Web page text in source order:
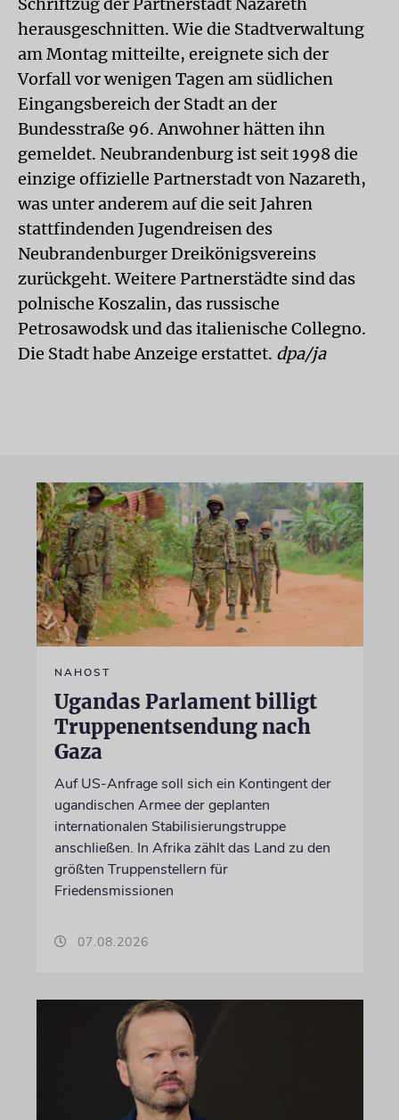
Schriftzug der Partnerstadt Nazareth
herausgeschnitten. Wie die Stadtverwaltung
am Montag mitteilte, ereignete sich der
Vorfall vor wenigen Tagen am südlichen
Eingangsbereich der Stadt an der
Bundesstraße 96. Anwohner hätten ihn
gemeldet. Neubrandenburg ist seit 1998 die
einzige offizielle Partnerstadt von Nazareth,
was unter anderem auf die seit Jahren
stattfindenden Jugendreisen des
Neubrandenburger Dreikönigsvereins
zurückgeht. Weitere Partnerstädte sind das
polnische Koszalin, das russische
Petrosawodsk und das italienische Collegno.
Die Stadt habe Anzeige erstattet. dpa/ja
NAHOST
Ugandas Parlament billigt
Truppenentsendung nach
Gaza
Auf US-Anfrage soll sich ein Kontingent der
ugandischen Armee der geplanten
internationalen Stabilisierungstruppe
anschließen. In Afrika zählt das Land zu den
größten Truppenstellern für
Friedensmissionen
07.08.2026